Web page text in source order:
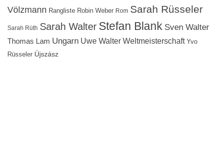
Völzmann Rangliste Robin Weber Rom Sarah Rüsseler
Sarah Rüth Sarah Walter Stefan Blank Sven Walter
Thomas Lam Ungarn Uwe Walter Weltmeisterschaft Yvo
Rüsseler Újszász